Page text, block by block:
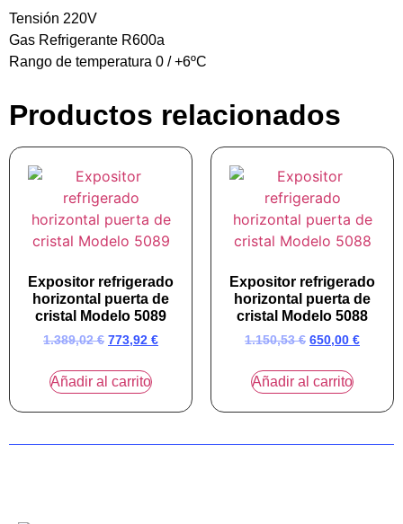
Tensión 220V
Gas Refrigerante R600a
Rango de temperatura 0 / +6ºC
Productos relacionados
Expositor refrigerado
horizontal puerta de
cristal Modelo 5089
1.389,02€ 773,92 €
Añadir al carrito
Expositor refrigerado
horizontal puerta de
cristal Modelo 5088
1.150,53€ 650,00 €
Añadir al carrito